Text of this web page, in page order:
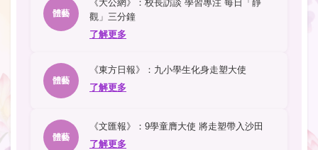
體藝
《大公網》：校長訪談 學習專注 每日「靜
觀」三分鐘
了解更多
體藝
《東方日報》：九小學生化身走塑大使
了解更多
體藝
《文匯報》：9學童膺大使 將走塑帶入沙田
了解更多